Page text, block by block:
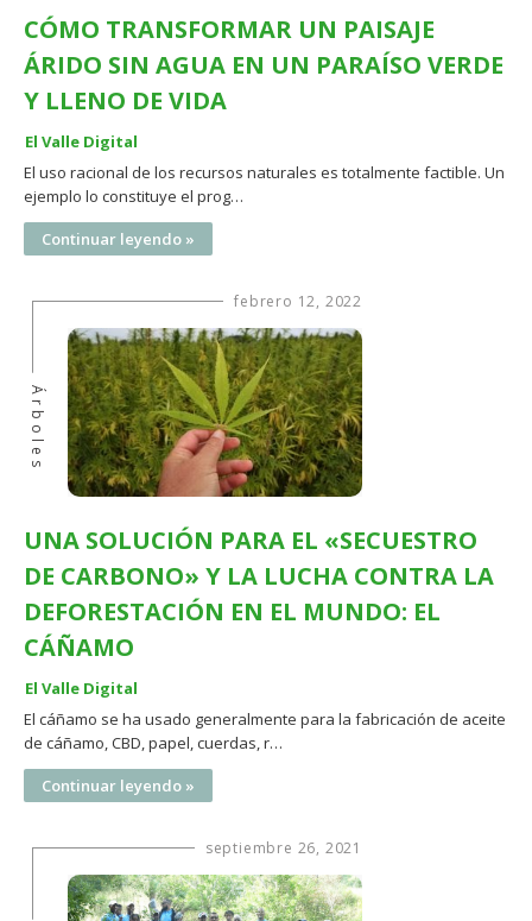
CÓMO TRANSFORMAR UN PAISAJE
ÁRIDO SIN AGUA EN UN PARAÍSO VERDE
Y LLENO DE VIDA
El Valle Digital
El uso racional de los recursos naturales es totalmente factible. Un
ejemplo lo constituye el prog…
Continuar leyendo »
febrero 12, 2022
Árboles
UNA SOLUCIÓN PARA EL «SECUESTRO
DE CARBONO» Y LA LUCHA CONTRA LA
DEFORESTACIÓN EN EL MUNDO: EL
CÁÑAMO
El Valle Digital
El cáñamo se ha usado generalmente para la fabricación de aceite
de cáñamo, CBD, papel, cuerdas, r…
Continuar leyendo »
septiembre 26, 2021